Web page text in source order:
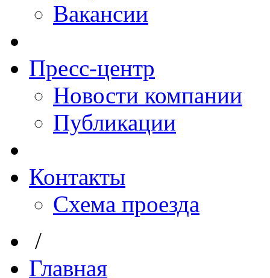
Вакансии
Пресс-центр
Новости компании
Публикации
Контакты
Схема проезда
/
Главная